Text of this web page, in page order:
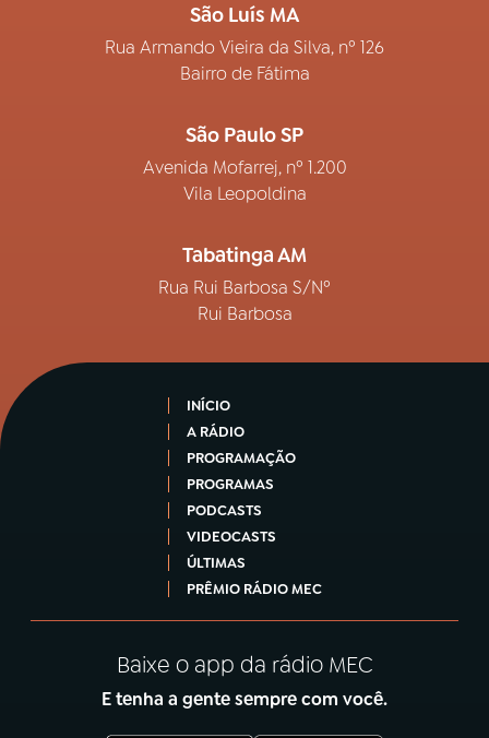
São Luís MA
Rua Armando Vieira da Silva, nº 126
Bairro de Fátima
São Paulo SP
Avenida Mofarrej, nº 1.200
Vila Leopoldina
Tabatinga AM
Rua Rui Barbosa S/Nº
Rui Barbosa
INÍCIO
A RÁDIO
PROGRAMAÇÃO
PROGRAMAS
PODCASTS
VIDEOCASTS
ÚLTIMAS
PRÊMIO RÁDIO MEC
Baixe o app da rádio MEC
E tenha a gente sempre com você.